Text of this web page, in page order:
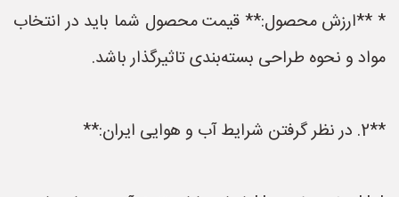
* **ارزش محصول:** قیمت محصول شما باید در انتخاب
مواد و نحوه طراحی بسته‌بندی تاثیرگذار باشد.
**2. در نظر گرفتن شرایط آب و هوایی ایران:**